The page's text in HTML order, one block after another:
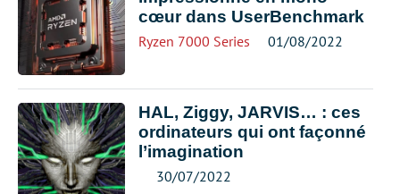
cœur dans UserBenchmark
Ryzen 7000 Series 01/08/2022
HAL, Ziggy, JARVIS… : ces
ordinateurs qui ont façonné
l’imagination
30/07/2022